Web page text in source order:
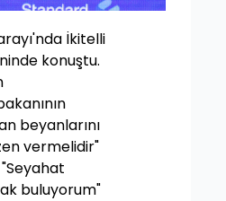
İkitelli
konuştu.
beyanlarını
vermelidir"
buluyorum"